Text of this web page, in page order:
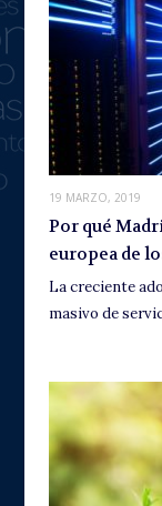
19 MARZO, 2019
Por qué
europea de
La creciente
masivo de